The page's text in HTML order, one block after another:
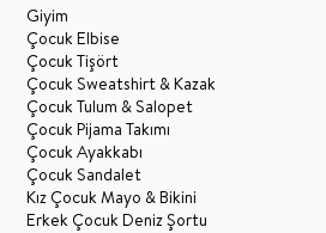
Giyim
Çocuk Elbise
Çocuk Tişört
Çocuk Sweatshirt & Kazak
Çocuk Tulum & Salopet
Çocuk Pijama Takımı
Çocuk Ayakkabı
Çocuk Sandalet
Kız Çocuk Mayo & Bikini
Erkek Çocuk Deniz Şortu